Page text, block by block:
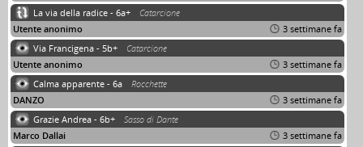
La via della radice - 6a+
Catarcione
Utente anonimo
3 settimane fa
Via Francigena - 5b+
Catarcione
Utente anonimo
3 settimane fa
Calma apparente - 6a
Rocchette
DANZO
3 settimane fa
Grazie Andrea - 6b+
Sasso di Dante
Marco Dallai
3 settimane fa